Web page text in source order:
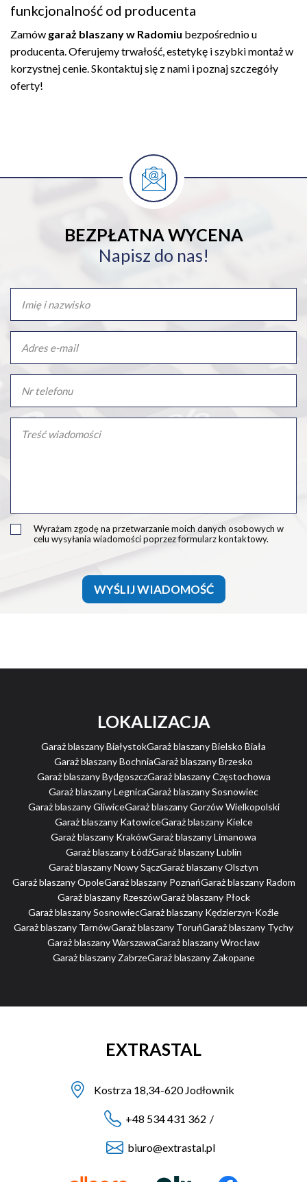
funkcjonalność od producenta
Zamów garaż blaszany w Radomiu bezpośrednio u
producenta. Oferujemy trwałość, estetykę i szybki montaż w
korzystnej cenie. Skontaktuj się z nami i poznaj szczegóły
oferty!
BEZPŁATNA WYCENA
Napisz do nas!
Wyrażam zgodę na przetwarzanie moich danych osobowych w
celu wysyłania wiadomości poprzez formularz kontaktowy.
WYŚLIJ WIADOMOŚĆ
LOKALIZACJA
Garaż blaszany BiałystokGaraż blaszany Bielsko Biała
Garaż blaszany BochniaGaraż blaszany Brzesko
Garaż blaszany BydgoszczGaraż blaszany Częstochowa
Garaż blaszany LegnicaGaraż blaszany Sosnowiec
Garaż blaszany GliwiceGaraż blaszany Gorzów Wielkopolski
Garaż blaszany KatowiceGaraż blaszany Kielce
Garaż blaszany KrakówGaraż blaszany Limanowa
Garaż blaszany ŁódźGaraż blaszany Lublin
Garaż blaszany Nowy SączGaraż blaszany Olsztyn
Garaż blaszany OpoleGaraż blaszany PoznańGaraż blaszany Radom
Garaż blaszany RzeszówGaraż blaszany Płock
Garaż blaszany SosnowiecGaraż blaszany Kędzierzyn-Koźle
Garaż blaszany TarnówGaraż blaszany ToruńGaraż blaszany Tychy
Garaż blaszany WarszawaGaraż blaszany Wrocław
Garaż blaszany ZabrzeGaraż blaszany Zakopane
EXTRASTAL
Kostrza 18,34-620 Jodłownik
+48 534 431 362 /
biuro@extrastal.pl